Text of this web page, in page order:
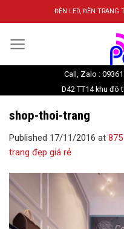
to
ĐÈN LED, ĐÈN TRANG
Call, Zalo :
D42 TT14 khu đô
shop-thoi-trang
Published 17/11/2016 at
trang đẹp giá rẻ